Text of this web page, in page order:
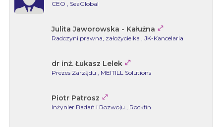
CEO , SeaGlobal
Julita Jaworowska - Kałużna 
Radczyni prawna, założycielka , JK-Kancelaria
dr inż. Łukasz Lelek 
Prezes Zarządu , MEITILL Solutions
Piotr Patrosz 
Inżynier Badań i Rozwoju , Rockfin